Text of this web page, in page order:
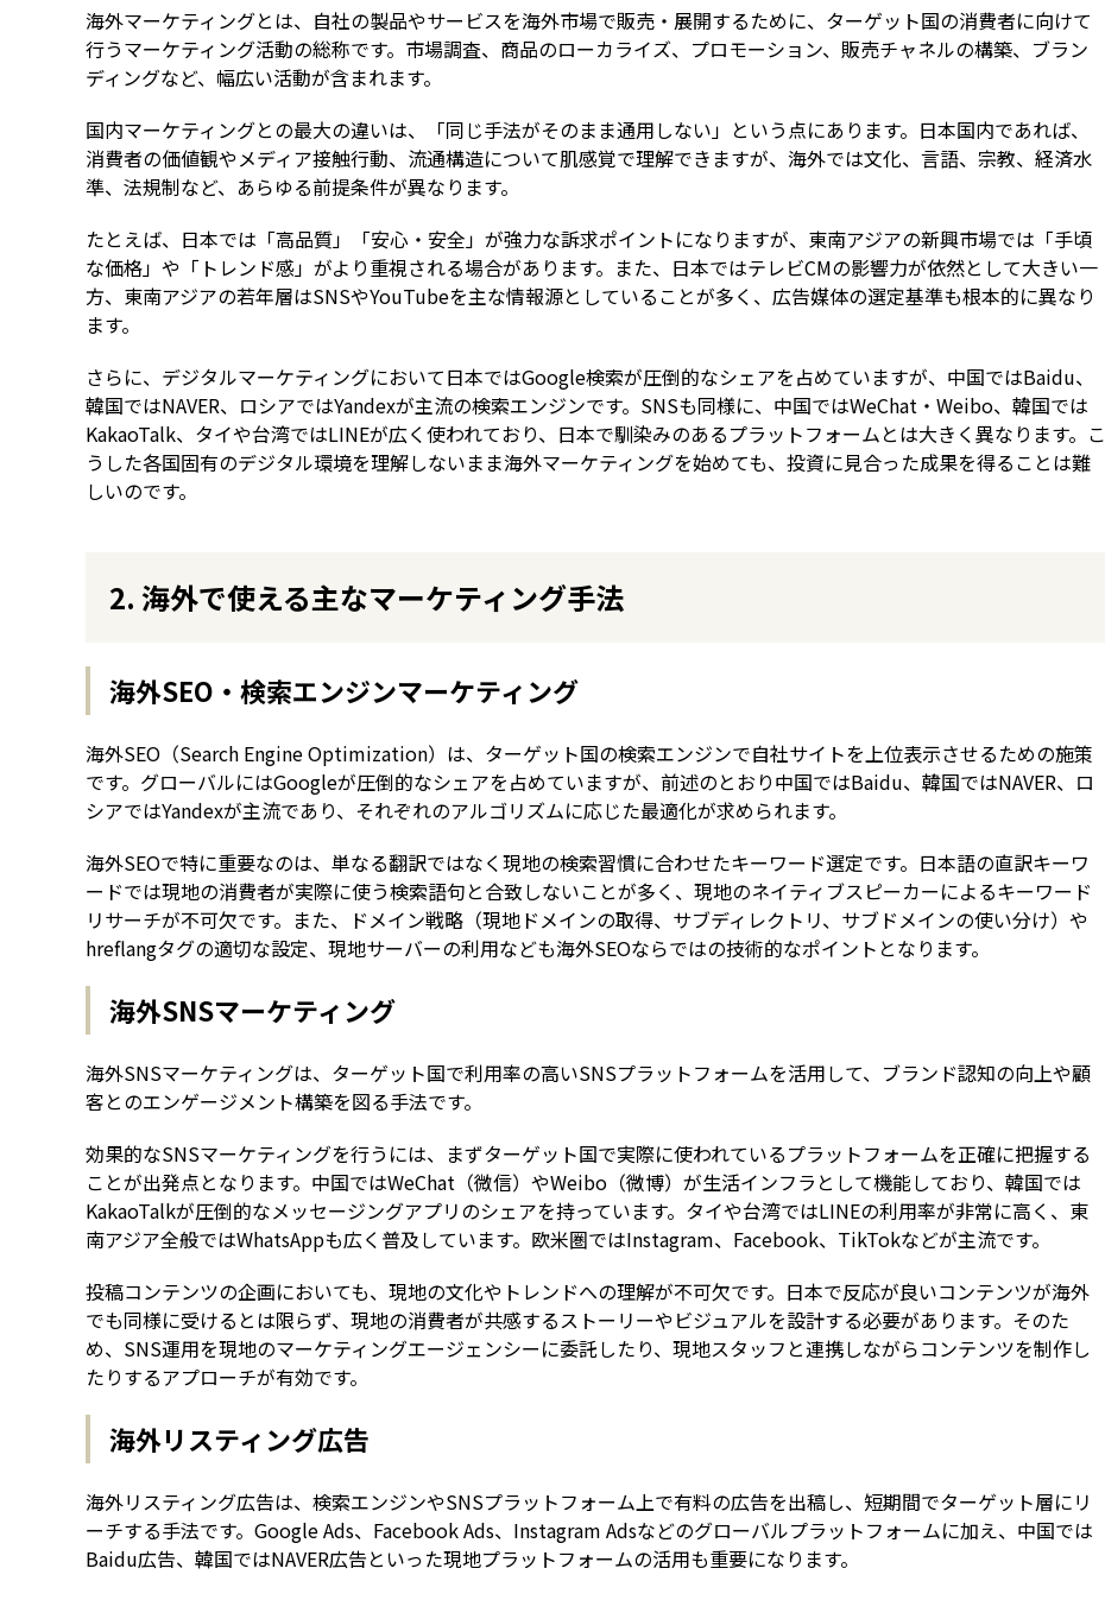
海外マーケティングとは、自社の製品やサービスを海外市場で販売・展開するために、ターゲット国の消費者に向けて
行うマーケティング活動の総称です。市場調査、商品のローカライズ、プロモーション、販売チャネルの構築、ブラン
ディングなど、幅広い活動が含まれます。
国内マーケティングとの最大の違いは、「同じ手法がそのまま通用しない」という点にあります。日本国内であれば、
消費者の価値観やメディア接触行動、流通構造について肌感覚で理解できますが、海外では文化、言語、宗教、経済水
準、法規制など、あらゆる前提条件が異なります。
たとえば、日本では「高品質」「安心・安全」が強力な訴求ポイントになりますが、東南アジアの新興市場では「手頃
な価格」や「トレンド感」がより重視される場合があります。また、日本ではテレビCMの影響力が依然として大きい一
方、東南アジアの若年層はSNSやYouTubeを主な情報源としていることが多く、広告媒体の選定基準も根本的に異なり
ます。
さらに、デジタルマーケティングにおいて日本ではGoogle検索が圧倒的なシェアを占めていますが、中国ではBaidu、
韓国ではNAVER、ロシアではYandexが主流の検索エンジンです。SNSも同様に、中国ではWeChat・Weibo、韓国では
KakaoTalk、タイや台湾ではLINEが広く使われており、日本で馴染みのあるプラットフォームとは大きく異なります。こ
うした各国固有のデジタル環境を理解しないまま海外マーケティングを始めても、投資に見合った成果を得ることは難
しいのです。
2. 海外で使える主なマーケティング手法
海外SEO・検索エンジンマーケティング
海外SEO（Search Engine Optimization）は、ターゲット国の検索エンジンで自社サイトを上位表示させるための施策
です。グローバルにはGoogleが圧倒的なシェアを占めていますが、前述のとおり中国ではBaidu、韓国ではNAVER、ロ
シアではYandexが主流であり、それぞれのアルゴリズムに応じた最適化が求められます。
海外SEOで特に重要なのは、単なる翻訳ではなく現地の検索習慣に合わせたキーワード選定です。日本語の直訳キーワ
ードでは現地の消費者が実際に使う検索語句と合致しないことが多く、現地のネイティブスピーカーによるキーワード
リサーチが不可欠です。また、ドメイン戦略（現地ドメインの取得、サブディレクトリ、サブドメインの使い分け）や
hreflangタグの適切な設定、現地サーバーの利用なども海外SEOならではの技術的なポイントとなります。
海外SNSマーケティング
海外SNSマーケティングは、ターゲット国で利用率の高いSNSプラットフォームを活用して、ブランド認知の向上や顧
客とのエンゲージメント構築を図る手法です。
効果的なSNSマーケティングを行うには、まずターゲット国で実際に使われているプラットフォームを正確に把握する
ことが出発点となります。中国ではWeChat（微信）やWeibo（微博）が生活インフラとして機能しており、韓国では
KakaoTalkが圧倒的なメッセージングアプリのシェアを持っています。タイや台湾ではLINEの利用率が非常に高く、東
南アジア全般ではWhatsAppも広く普及しています。欧米圏ではInstagram、Facebook、TikTokなどが主流です。
投稿コンテンツの企画においても、現地の文化やトレンドへの理解が不可欠です。日本で反応が良いコンテンツが海外
でも同様に受けるとは限らず、現地の消費者が共感するストーリーやビジュアルを設計する必要があります。そのた
め、SNS運用を現地のマーケティングエージェンシーに委託したり、現地スタッフと連携しながらコンテンツを制作し
たりするアプローチが有効です。
海外リスティング広告
海外リスティング広告は、検索エンジンやSNSプラットフォーム上で有料の広告を出稿し、短期間でターゲット層にリ
ーチする手法です。Google Ads、Facebook Ads、Instagram Adsなどのグローバルプラットフォームに加え、中国では
Baidu広告、韓国ではNAVER広告といった現地プラットフォームの活用も重要になります。